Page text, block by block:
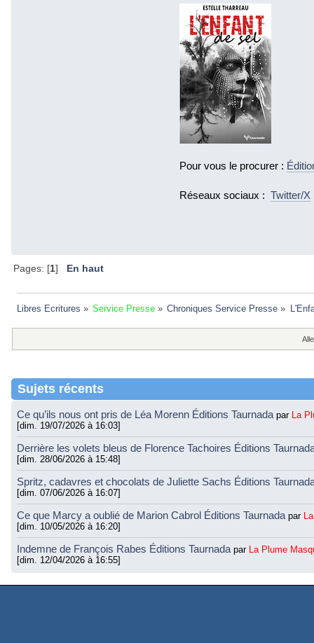
Pour vous le procurer :
Réseaux sociaux : Twitter/X
Pages: [1] En haut
Libres Ecritures » Service Presse» Chroniques Service Presse »
Sujets récents
Ce qu’ils nous ont pris de Léa Morenn Éditions Taurnada par La
[dim. 19/07/2026 à 16:03]
Derrière les volets bleus de Florence Tachoires Éditions
[dim. 28/06/2026 à 15:48]
Spritz, cadavres et chocolats de Juliette Sachs Éditions
[dim. 07/06/2026 à 16:07]
Ce que Marcy a oublié de Marion Cabrol Éditions Taurnada par
[dim. 10/05/2026 à 16:20]
Indemne de François Rabes Éditions Taurnada par La Plume
[dim. 12/04/2026 à 16:55]